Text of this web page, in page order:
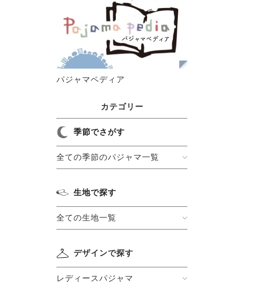
パジャマペディア
カテゴリー
季節でさがす
全ての季節のパジャマ一覧
生地で探す
全ての生地一覧
デザインで探す
レディースパジャマ